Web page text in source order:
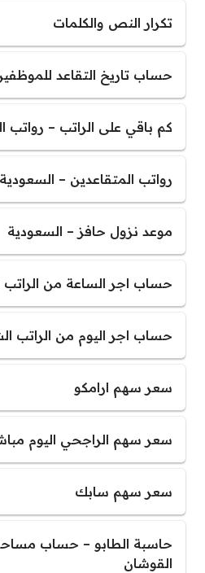
تكرار النص والكلمات
حساب تاريخ التقاعد
كم باقي على الراتب – رواتب
رواتب المتقاعدين – السعودية
موعد نزول حافز – السعودية
حساب اجر الساعة من
حساب اجر اليوم من الراتب
سعر سهم ارامكو
سعر سهم الراجحي اليوم
سعر سهم سابك
حاسبة الطابو – حساب
القوشان